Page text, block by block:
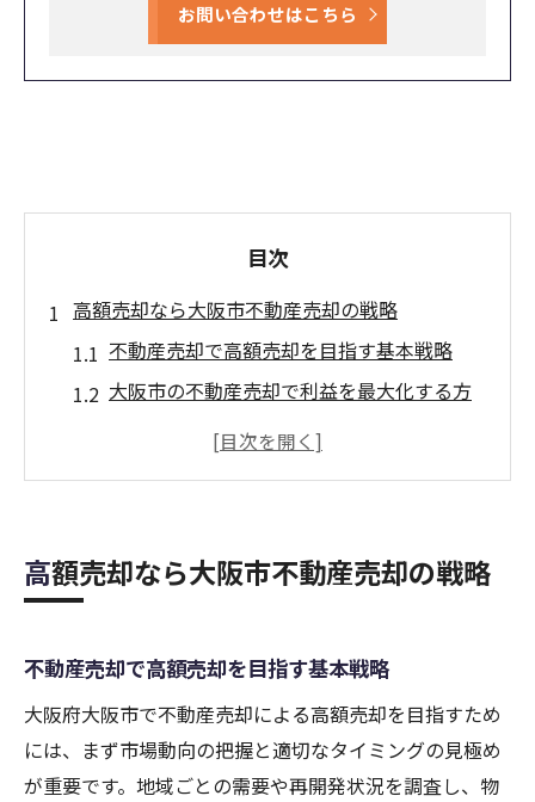
お問い合わせはこちら
目次
高額売却なら大阪市不動産売却の戦略
不動産売却で高額売却を目指す基本戦略
大阪市の不動産売却で利益を最大化する方
大阪市で選ばれる不動産売却業者の特徴
不動産売却時に注目すべき大阪市の資産価
値
資産価値が下がりにくいエリア選びのポイ
ント
高額売却なら大阪市不動産売却の戦略
不動産売却で高額売却を目指す基本戦略
大阪府大阪市で不動産売却による高額売却を目指すため
には、まず市場動向の把握と適切なタイミングの見極め
が重要です。地域ごとの需要や再開発状況を調査し、物